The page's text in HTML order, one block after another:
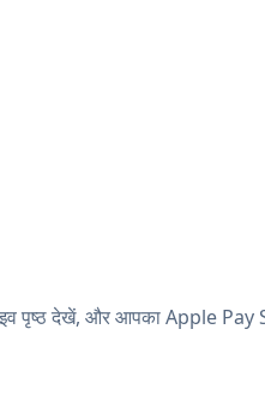
पृष्ठ देखें, और आपका Apple